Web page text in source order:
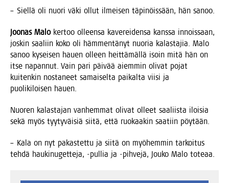
– Siel­lä oli nuo­ri väki ollut ilmei­sen täpi­nöis­sään, hän sanoo.
Joo­nas Maloker­too olleen­sa kave­rei­den­sa kans­sa innois­saan,
jos­kin saa­liin koko oli häm­men­tä­nyt nuo­ria kalas­ta­jia. Malo
sanoo kysei­sen hau­en olleen heit­tä­mäl­lä isoin mitä hän on
itse napan­nut. Vain pari päi­vää aiem­min oli­vat pojat
kui­ten­kin nos­ta­neet samai­sel­ta pai­kal­ta vii­si ja
puo­li­ki­loi­sen hauen.
Nuo­ren kalas­ta­jan van­hem­mat oli­vat olleet saa­liis­ta iloi­sia
sekä myös tyy­ty­väi­siä sii­tä, että ruo­kaa­kin saa­tiin pöytään.
– Kala on nyt pakas­tet­tu ja sii­tä on myö­hem­min tar­koi­tus
teh­dä hau­ki­nu­get­te­ja, ‑pul­lia ja ‑pih­ve­jä, Jou­ko Malo toteaa.